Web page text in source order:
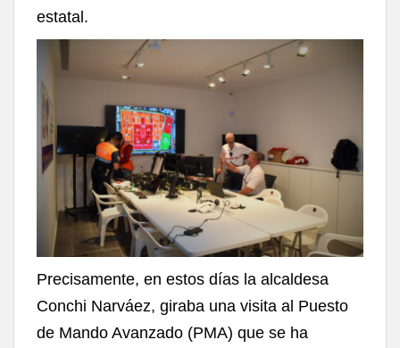
estatal.
Precisamente, en estos días la alcaldesa
Conchi Narváez, giraba una visita al Puesto
de Mando Avanzado (PMA) que se ha